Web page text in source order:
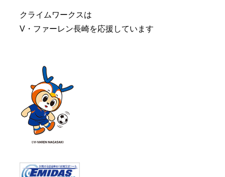
クライムワークスは
V・ファーレン長崎を応援しています